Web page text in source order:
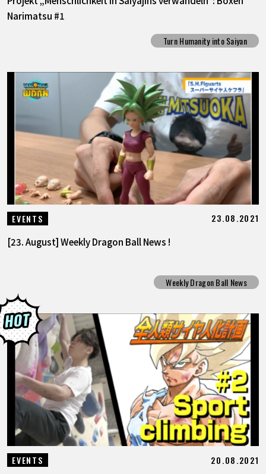
Narimatsu #1
Turn Humanity into Saiyan
EVENTS 23.08.2021
[23. August] Weekly Dragon Ball News !
Weekly Dragon Ball News
EVENTS 20.08.2021